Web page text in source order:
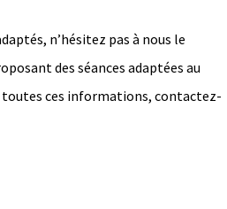
n’hésitez pas à nous le
des séances adaptées au
toutes ces informations, contactez-